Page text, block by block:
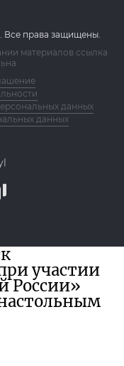
Все права защищены.
материалов ссылка
данных
данных
участии
России»